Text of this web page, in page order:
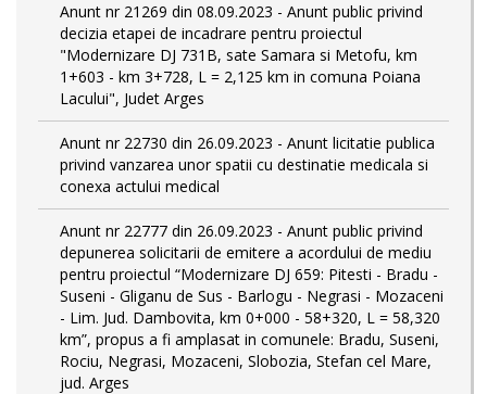
Anunt nr 21269 din 08.09.2023 - Anunt public privind
decizia etapei de incadrare pentru proiectul
"Modernizare DJ 731B, sate Samara si Metofu, km
1+603 - km 3+728, L = 2,125 km in comuna Poiana
Lacului", Judet Arges
Anunt nr 22730 din 26.09.2023 - Anunt licitatie publica
privind vanzarea unor spatii cu destinatie medicala si
conexa actului medical
Anunt nr 22777 din 26.09.2023 - Anunt public privind
depunerea solicitarii de emitere a acordului de mediu
pentru proiectul “Modernizare DJ 659: Pitesti - Bradu -
Suseni - Gliganu de Sus - Barlogu - Negrasi - Mozaceni
- Lim. Jud. Dambovita, km 0+000 - 58+320, L = 58,320
km”, propus a fi amplasat in comunele: Bradu, Suseni,
Rociu, Negrasi, Mozaceni, Slobozia, Stefan cel Mare,
jud. Arges